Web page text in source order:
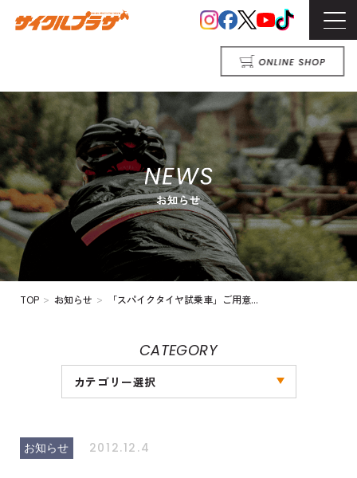
TOP > お知らせ > 「スパイクタイヤ試乗車」ご用意...
CATEGORY
カテゴリー選択
お知らせ 2012.12.4